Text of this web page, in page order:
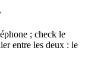
; check le
entre les deux : le